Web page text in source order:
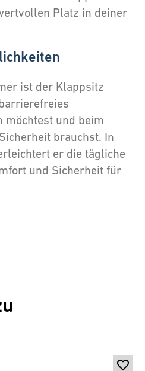
Platz in deiner
ist der Klappsitz
möchtest und beim
brauchst. In
er die tägliche
und Sicherheit für